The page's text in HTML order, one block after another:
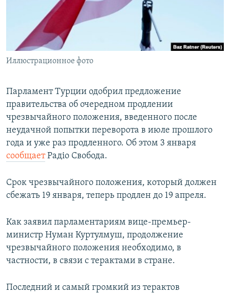
ПОБЕДИТЕЛЕЙ НЕ СУДЯТ?
КРЫМ.НЕПОКОРЕННЫЙ
ELIFBE
УКРАИНСКАЯ ПРОБЛЕМА КРЫМА
ПРИСОЕДИНЯЙТЕСЬ!
Иллюстрационное фото
Парламент Турции одобрил предложение
правительства об очередном продлении
чрезвычайного положения, введенного после
неудачной попытки переворота в июле прошлого
года и уже раз продленного. Об этом 3 января
сообщаетРадіо Свобода.
Срок чрезвычайного положения, который должен
сбежать 19 января, теперь продлен до 19 апреля.
Как заявил парламентариям вице-премьер-
министр Нуман Куртулмуш, продолжение
чрезвычайного положения необходимо, в
частности, в связи с терактами в стране.
Последний и самый громкий из терактов